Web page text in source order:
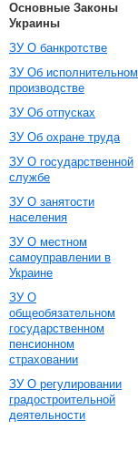
Основные Законы
Украины
ЗУ О банкротстве
ЗУ Об исполнительном
производстве
ЗУ Об отпусках
ЗУ Об охране труда
ЗУ О государственной
службе
ЗУ О занятости
населения
ЗУ О местном
самоуправлении в
Украине
ЗУ О
общеобязательном
государственном
пенсионном
страховании
ЗУ О регулировании
градостроительной
деятельности